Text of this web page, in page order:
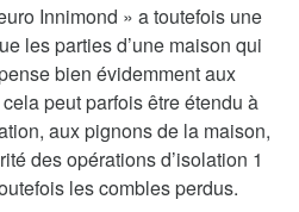
Innimond » a toutefois une
les parties d’une maison qui
bien évidemment aux
peut parfois être étendu à
aux pignons de la maison,
des opérations d’isolation 1
les combles perdus.